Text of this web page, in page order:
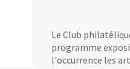
Le Club
programme
l'occurrence les